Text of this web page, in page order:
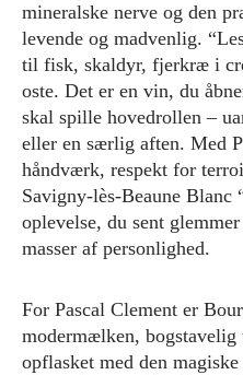
mineralske nerve og den
levende og madvenlig.
til fisk, skaldyr, fjerkræ i
oste. Det er en vin, du
skal spille hovedrollen –
eller en særlig aften. Med
håndværk, respekt for
Savigny-lès-Beaune Blanc
oplevelse, du sent
masser af personlighed.
For Pascal Clement er
modermælken,
opflasket med den